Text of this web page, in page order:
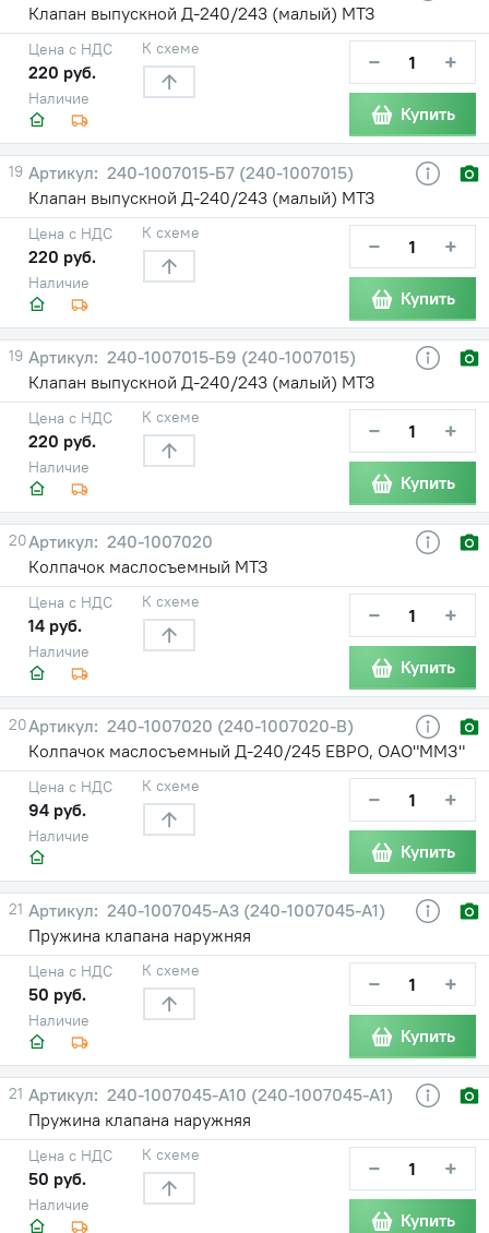
Клапан выпускной Д-240/243 (малый) МТЗ
Наличие
Цена с НДС
220 руб.
К схеме − +
Купить
19
240-1007015-Б7 (240-1007015)
Клапан выпускной Д-240/243 (малый) МТЗ
Наличие
Цена с НДС
220 руб.
К схеме − +
Купить
19
240-1007015-Б9 (240-1007015)
Клапан выпускной Д-240/243 (малый) МТЗ
Наличие
Цена с НДС
220 руб.
К схеме − +
Купить
20
240-1007020
Колпачок маслосъемный МТЗ
Наличие
Цена с НДС
14 руб.
К схеме − +
Купить
20
240-1007020 (240-1007020-В)
Колпачок маслосъемный Д-240/245 ЕВРО, ОАО"ММЗ"
Наличие
Цена с НДС
94 руб.
К схеме − +
Купить
21
240-1007045-А3 (240-1007045-А1)
Пружина клапана наружняя
Наличие
Цена с НДС
50 руб.
К схеме − +
Купить
21
240-1007045-А10 (240-1007045-А1)
Пружина клапана наружняя
Наличие
Цена с НДС
50 руб.
К схеме − +
Купить